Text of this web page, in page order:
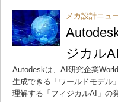
メカ設計ニュ
ジカル
Autodeskは、AI研究企業
生成できる「ワールドモデル
理解する「フィジカルAI」の